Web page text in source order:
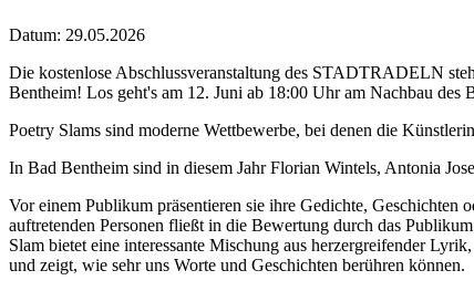
Datum: 29.05.2026
Die kostenlose Abschlussveranstaltung des STADTRADELN
Bentheim! Los geht's am 12. Juni ab 18:00 Uhr am Nachbau des
Poetry Slams sind moderne Wettbewerbe, bei denen die
In Bad Bentheim sind in diesem Jahr Florian Wintels, Antonia
Vor einem Publikum präsentieren sie ihre Gedichte, Geschichten
auftretenden Personen fließt in die Bewertung durch das
Slam bietet eine interessante Mischung aus herzergreifender
und zeigt, wie sehr uns Worte und Geschichten berühren können.